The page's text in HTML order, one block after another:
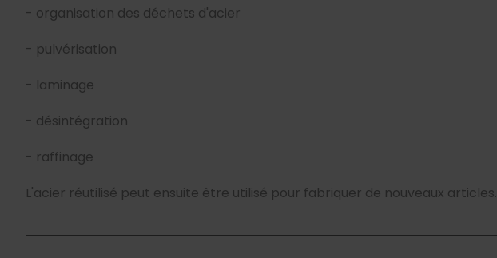
- organisation des déchets d'acier
- pulvérisation
- laminage
- désintégration
- raffinage
L'acier réutilisé peut ensuite être utilisé pour fabriquer de nouveaux articles.